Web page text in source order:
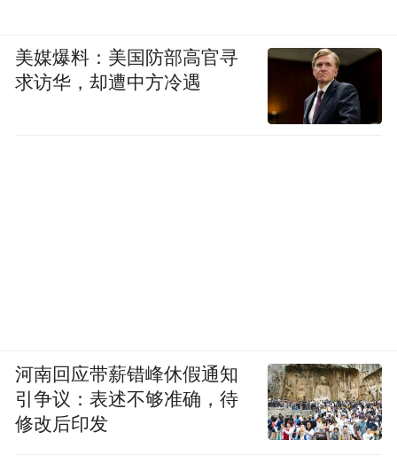
美媒爆料：美国防部高官寻
求访华，却遭中方冷遇
河南回应带薪错峰休假通知
引争议：表述不够准确，待
修改后印发